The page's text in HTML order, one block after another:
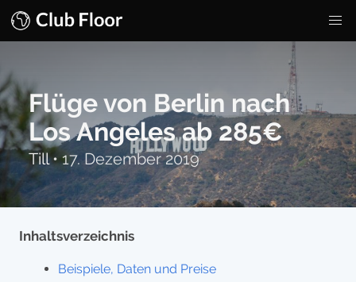
Flüge von Berlin nach
Los Angeles ab 285€
Till•17. Dezember 2019
Inhaltsverzeichnis
Beispiele, Daten und Preise